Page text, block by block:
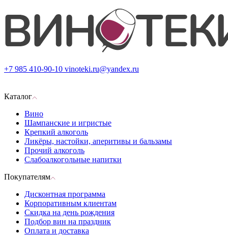
+7 985 410-90-10 vinoteki.ru@yandex.ru
Каталог
Вино
Шампанские и игристые
Крепкий алкоголь
Ликёры, настойки, аперитивы и бальзамы
Прочий алкоголь
Слабоалкогольные напитки
Покупателям
Дисконтная программа
Корпоративным клиентам
Скидка на день рождения
Подбор вин на праздник
Оплата и доставка